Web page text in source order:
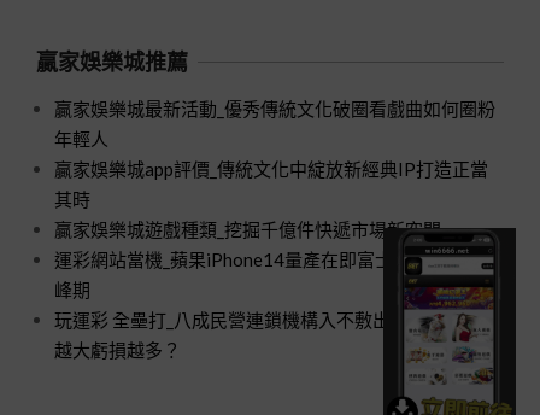
贏家娛樂城推薦
贏家娛樂城最新活動_優秀傳統文化破圈看戲曲如何圈粉
年輕人
贏家娛樂城app評價_傳統文化中綻放新經典IP打造正當
其時
贏家娛樂城遊戲種類_挖掘千億件快遞市場新空間
運彩網站當機_蘋果iPhone14量產在即富士康招工進入高
峰期
玩運彩 全壘打_八成民營連鎖機構入不敷出口腔醫療規模
越大虧損越多？